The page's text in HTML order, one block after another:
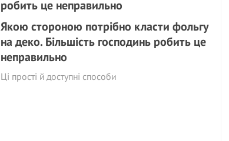
Якою стороною потрібно класти фольгу
на деко. Більшість господинь робить це
неправильно
Ці прості й доступні способи